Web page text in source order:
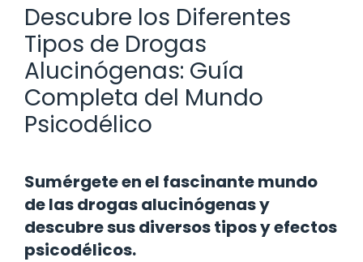
Descubre los Diferentes
Tipos de Drogas
Alucinógenas: Guía
Completa del Mundo
Psicodélico
Sumérgete en el fascinante mundo
de las drogas alucinógenas y
descubre sus diversos tipos y efectos
psicodélicos.